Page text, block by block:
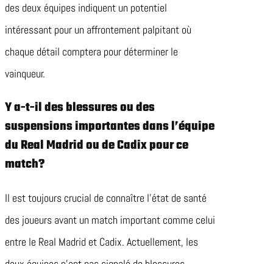
des deux équipes indiquent un potentiel
intéressant pour un affrontement palpitant où
chaque détail comptera pour déterminer le
vainqueur.
Y a-t-il des blessures ou des
suspensions importantes dans l’équipe
du Real Madrid ou de Cadix pour ce
match?
Il est toujours crucial de connaître l’état de santé
des joueurs avant un match important comme celui
entre le Real Madrid et Cadix. Actuellement, les